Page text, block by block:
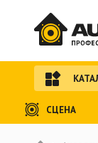
СЦЕНА